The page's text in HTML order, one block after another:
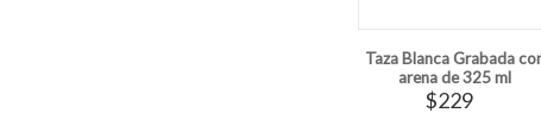
Taza Blanca Grabada
arena de 325 ml
$229